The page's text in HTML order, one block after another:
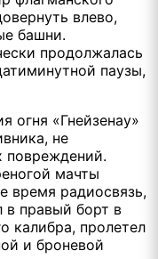
влево,
башни.
продолжалась
паузы,
огня «Гнейзенау»
не
повреждений.
мачты
время радиосвязь,
в правый борт в
калибра, пролетел
и броневой